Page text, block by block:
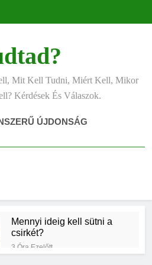
Mit Kell Tudni, Miért Kell, Mikor
Kérdések És Válaszok.
ÚJDONSÁG
Mennyi ideig kell sütni a
csirkét?
3 Óra Ezelőtt